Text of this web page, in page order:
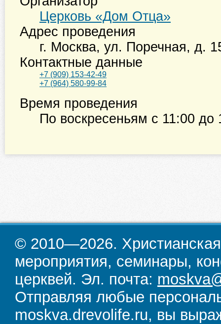
Церковь «Дом Отца»
Адрес проведения
г. Москва, ул. Поречная, д.
Контактные данные
+7 (909) 153-42-49
+7 (964) 580-99-84
Время проведения
По воскресеньям с 11:00 до
© 2010—2026.
мероприятия, семинары,
церквей. Эл. почта:
Отправляя любые
moskva.drevolife.ru, вы